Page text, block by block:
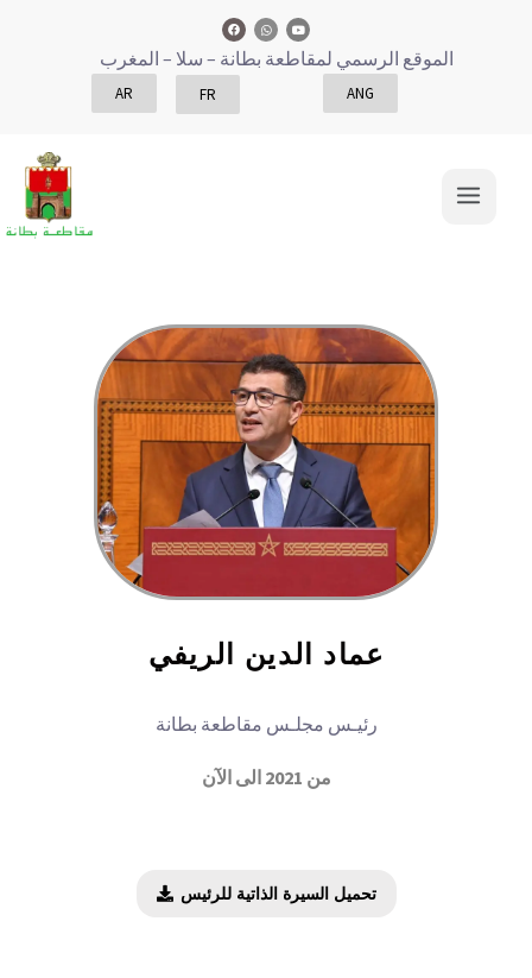
الموقع الرسمي لمقاطعة بطانة – سلا – المغرب
AR FR ANG
عماد الدين الريفي
رئيـس مجلـس مقاطعة بطانة
من 2021 الى الآن
تحميل السيرة الذاتية للرئيس